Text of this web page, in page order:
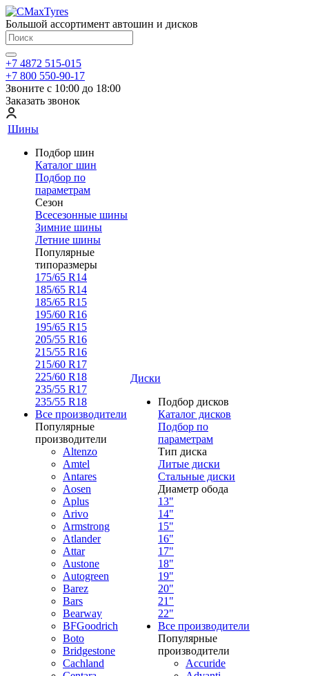
Большой ассортимент автошин и дисков
+7 4872 515-015
+7 800 550-90-17
Звоните с 10:00 до 18:00
Заказать звонок
Шины
Подбор шин
Каталог шин
Подбор по
параметрам
Сезон
Всесезонные шины
Зимние шины
Летние шины
Популярные
типоразмеры
175/65 R14
185/65 R14
185/65 R15
195/60 R16
195/65 R15
205/55 R16
215/55 R16
215/60 R17
225/60 R18
235/55 R17
235/55 R18
Все производители
Популярные
производители
Altenzo
Amtel
Antares
Aosen
Aplus
Arivo
Armstrong
Atlander
Attar
Austone
Autogreen
Barez
Bars
Bearway
BFGoodrich
Boto
Bridgestone
Cachland
Диски
Подбор дисков
Каталог дисков
Подбор по
параметрам
Тип диска
Литые диски
Стальные диски
Диаметр обода
13"
14"
15"
16"
17"
18"
19"
20"
21"
22"
Все производители
Популярные
производители
Accuride